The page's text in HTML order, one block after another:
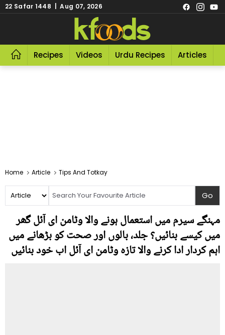
22 Safar 1448 | Aug 07, 2026
Recipes Videos Urdu Recipes Articles
Home Article Tips And Totkay
مہنگے سیرم میں استعمال ہونے والا وٹامن ای آئل گھر
میں کیسے بنائیں؟ جلد، بالوں اور صحت کو بڑھانے میں
اہم کردار ادا کرنے والا تازہ وٹامن ای آئل اب خود بنائیں